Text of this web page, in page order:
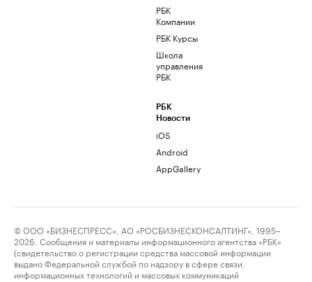
РБК
Компании
РБК Курсы
Школа
управления
РБК
РБК
Новости
iOS
Android
AppGallery
© ООО «БИЗНЕСПРЕСС», АО «РОСБИЗНЕСКОНСАЛТИНГ», 1995–
2026. Сообщения и материалы информационного агентства «РБК»
(свидетельство о регистрации средства массовой информации
выдано Федеральной службой по надзору в сфере связи,
информационных технологий и массовых коммуникаций